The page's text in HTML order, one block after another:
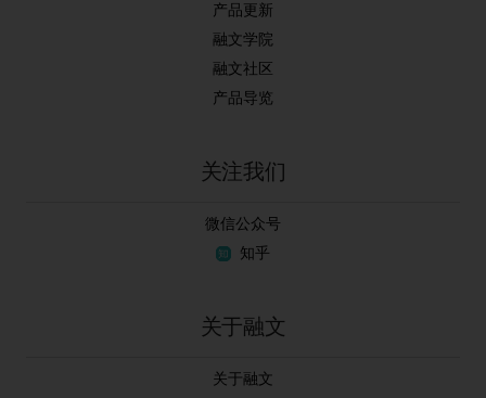
产品更新
融文学院
融文社区
产品导览
关注我们
微信公众号
知乎
关于融文
关于融文